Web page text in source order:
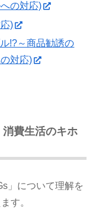
の対応)
)
!?～商品勧誘の
対応)
費生活のキホ
」について理解を
す。